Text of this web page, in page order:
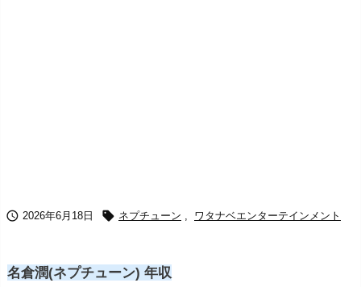
 2026年6月18日  ネプチューン ワタナベエンターテインメント
名倉潤(ネプチューン) 年収